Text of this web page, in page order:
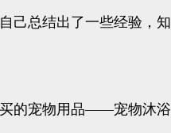
己总结出了一些经验，
的宠物用品——宠物沐浴